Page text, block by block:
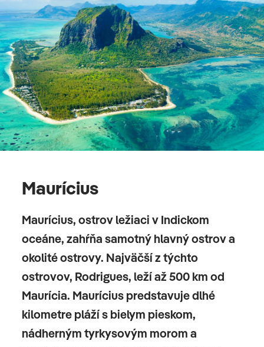
Maurícius
Maurícius, ostrov ležiaci v Indickom
oceáne, zahŕňa samotný hlavný ostrov a
okolité ostrovy. Najväčší z týchto
ostrovov, Rodrigues, leží až 500 km od
Maurícia. Maurícius predstavuje dlhé
kilometre pláží s bielym pieskom,
nádherným tyrkysovým morom a